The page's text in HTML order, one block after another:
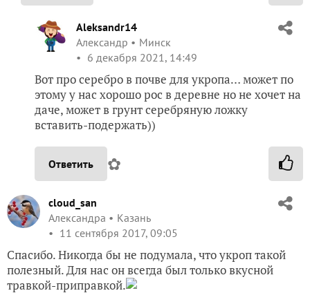
Aleksandr14
Александр
Минск
6 декабря 2021, 14:49
Вот про серебро в почве для укропа… может по
этому у нас хорошо рос в деревне но не хочет на
даче, может в грунт серебряную ложку
вставить-подержать))
Ответить ✿
cloud_san
Александра
Казань
11 сентября 2017, 09:05
Спасибо. Никогда бы не подумала, что укроп такой
полезный. Для нас он всегда был только вкусной
травкой-приправкой.